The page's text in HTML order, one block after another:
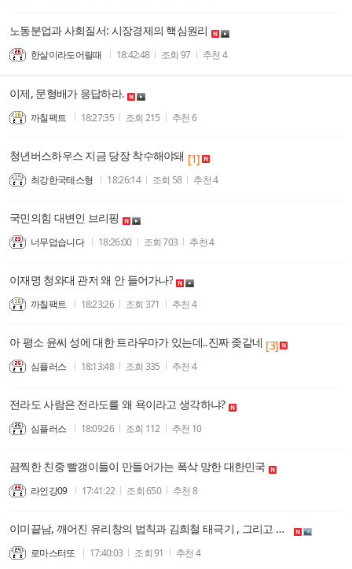
노동분업과 사회질서: 시장경제의 핵심원리
한살이라도어릴때 18:42:48 조회 97 추천 4
이제, 문형배가 응답하라.
까칠팩트 18:27:35 조회 215 추천 6
청년버스하우스 지금 당장 착수해야돼 [1]
최강한국테스형 18:26:14 조회 58 추천4
국민의힘 대변인 브리핑
너무덥습니다 18:26:00 조회703 추천4
이재명 청와대 관저 왜 안 들어가나?
까칠팩트 18:23:26 조회 371 추천 4
아 평소 윤씨 성에 대한 트라우마가 있는데..진짜 좆같네 [3]
심플러스 18:13:48 조회 335 추천 4
전라도 사람은 전라도를 왜 욕이라고 생각하냐?
심플러스 18:09:26 조회 112 추천 10
끔찍한 친중 빨갱이들이 만들어가는 폭삭 망한 대한민국
라인강09 17:41:22 조회650 추천 8
이미끝남, 깨어진 유리창의 법칙과 김희철 태극기 , 그리고 암세포.....
로마스터또 17:40:03 조회91 추천 4